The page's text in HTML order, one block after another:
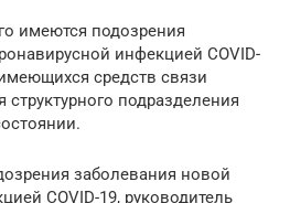
имеются подозрения
инфекцией COVID-
средств связи
структурного подразделения
заболевания новой
COVID-19, руководитель